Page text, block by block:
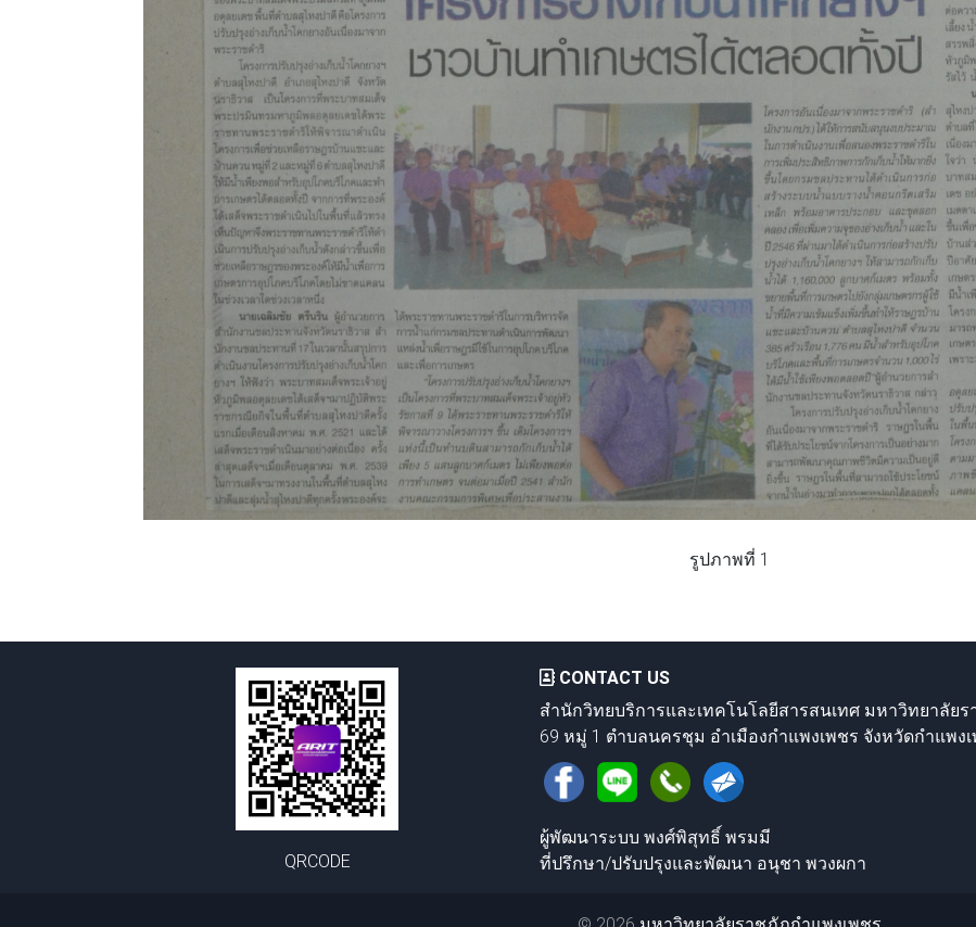
รูปภาพที่ 1
QRCODE
CONTACT US
สำนักวิทยบริการและเทคโนโลยีสารสนเทศ มหาวิทยาลัย
69 หมู่ 1 ตำบลนครชุม อำเมืองกำแพงเพชร จังหวัดกำแพง
ผู้พัฒนาระบบ พงศ์พิสุทธิ์ พรมมี
ที่ปรึกษา/ปรับปรุงและพัฒนา อนุชา พวงผกา